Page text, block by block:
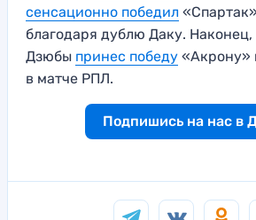
сенсационно победил
благодаря дублю Даку.
Дзюбы принес победу «Акрону»
в матче РПЛ.
Подпишись на нас в